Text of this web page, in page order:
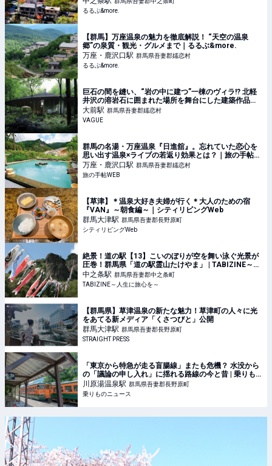
るるぶ&more.
【群馬】万座温泉の魅力を徹底解説！ “天空の温泉
郷”の泉質・観光・グルメまで｜るるぶ&more.
万座・鹿沢口駅 群馬県吾妻郡嬬恋村
るるぶ&more.
巨石の間を縫い、“岩の中に建つ”一棟のヴィラ!? 北軽
井沢の溶岩石に囲まれた場所を舞台にした建築作品！
浅間山の記憶と暮らすNOT A HOTLの新拠点とは |
VAGUE(ヴァーグ)
大前駅 群馬県吾妻郡嬬恋村
VAGUE
群馬の名湯・万座温泉『日進舘』。忘れていた恋心を
思い出す温泉×ライブの若返り効果とは？｜旅の手帖
WEB
万座・鹿沢口駅 群馬県吾妻郡嬬恋村
旅の手帖WEB
【草津】＊温泉大好き夫婦が行く＊大人のための宿
『VAN』～朝食編～｜シティリビングWeb
群馬大津駅 群馬県吾妻郡長野原町
シティリビングWeb
絶景！道の駅【13】こいのぼりが空を舞い泳ぐ光景が
圧巻！群馬県「道の駅霊山たけやま」 | TABIZINE～人
生に旅心を～
中之条駅 群馬県吾妻郡中之条町
TABIZINE～人生に旅心を～
【群馬県】草津温泉の新たな魅力！草津町の人々に光
をあてる新メディア「くさつびと」公開
群馬大津駅 群馬県吾妻郡長野原町
STRAIGHT PRESS
「東京から特急が走る盲腸線」またも危機？ 水没から
の「議論の申し入れ」に揺れる路線の今と昔 | 乗りも
のニュース
川原湯温泉駅 群馬県吾妻郡長野原町
乗りものニュース